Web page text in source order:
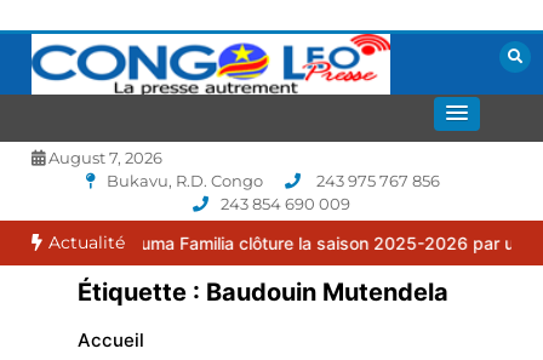
contenu
CONGOLEO
August 7, 2026
Bukavu, R.D. Congo
243 975 767 856
243 854 690 009
Actualité
: le FC Puma Familia clôture la saison 2025-2026 par une
Étiquette : Baudouin Mutendela
Accueil